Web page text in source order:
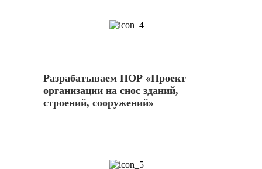
Разрабатываем ПОР «Проект
организации на снос зданий,
строений, сооружений»